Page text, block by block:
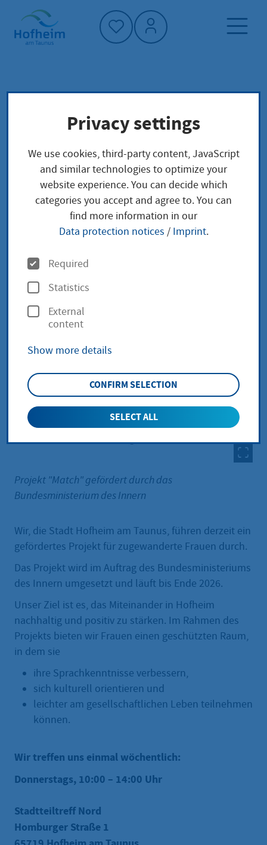
Home"
Society and social affairs
Migration
Kindern“
Frauentreff „Match –
Vielfalt leben mit
Kindern“
Projekt "Match" gefördert durch das
Bundesministerium des Innern
Wir, die Stadt Hofheim am Taunus, führen derzeit ein
gefördertes Projekt für zugewanderte Frauen durch.
Das Projekt wird im Auftrag des Bundesministeriums
des Innern umgesetzt und läuft bis Ende 2026.
Unser Ziel ist es, das Miteinander in Hofheim
nachhaltig und positiv zu stärken. Im Rahmen des
Projekts bieten wir Frauen einen geschützten Raum,
in dem sie
ihre Sprachkenntnisse verbessern,
sich kulturell orientieren und
leichter am gesellschaftlichen Leben teilnehmen
können.
Wir treffen uns einmal wöchentlich:
Donnerstags, 10:00 – 14:00 Uhr
Stadtteiltreff Nord
Homburger Straße 1
Privacy settings
We use cookies, third-party content, JavaScript
and similar technologies to optimize your
website experience. You can decide which
categories you accept and agree to. You can
find more information in our
Data protection notices / Imprint.
O
p
t
i
n
s
Required
Statistics
External
content
Show more details
CONFIRM SELECTION
SELECT ALL